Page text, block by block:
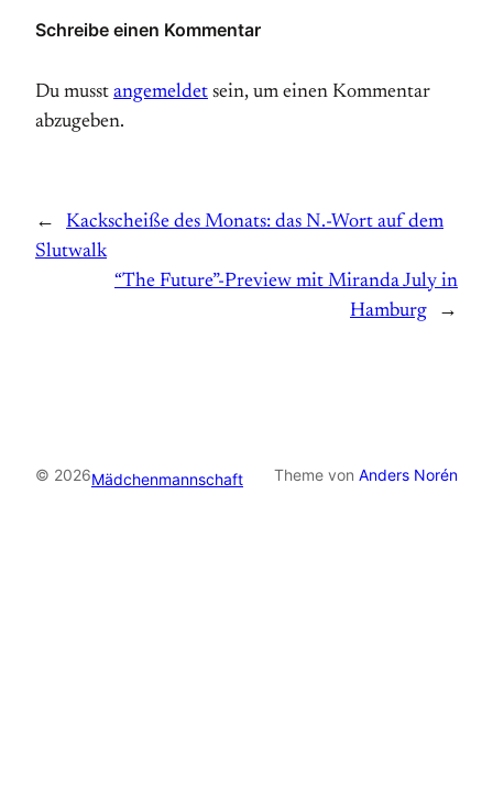
Schreibe einen Kommentar
Du musst angemeldet sein, um einen Kommentar
abzugeben.
←
Kackscheiße des Monats: das N.-Wort auf dem
Slutwalk
“The Future”-Preview mit Miranda July in
Hamburg
→
© 2026Mädchenmannschaft Theme von Anders Norén